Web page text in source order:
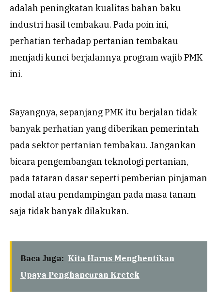
adalah peningkatan kualitas bahan baku
industri hasil tembakau. Pada poin ini,
perhatian terhadap pertanian tembakau
menjadi kunci berjalannya program wajib PMK
ini.
Sayangnya, sepanjang PMK itu berjalan tidak
banyak perhatian yang diberikan pemerintah
pada sektor pertanian tembakau. Jangankan
bicara pengembangan teknologi pertanian,
pada tataran dasar seperti pemberian pinjaman
modal atau pendampingan pada masa tanam
saja tidak banyak dilakukan.
Baca Juga: Kita Harus Menghentikan
Upaya Penghancuran Kretek